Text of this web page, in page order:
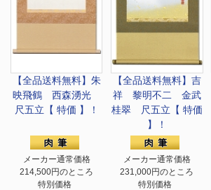
【全品送料無料】 朱
映飛鶴 西森湧光
尺五立【 特価 】！
メーカー通常価格
214,500円のところ
特別価格
【全品送料無料】 吉
祥 黎明不二 金武
桂翠 尺五立【 特価
】！
メーカー通常価格
231,000円のところ
特別価格